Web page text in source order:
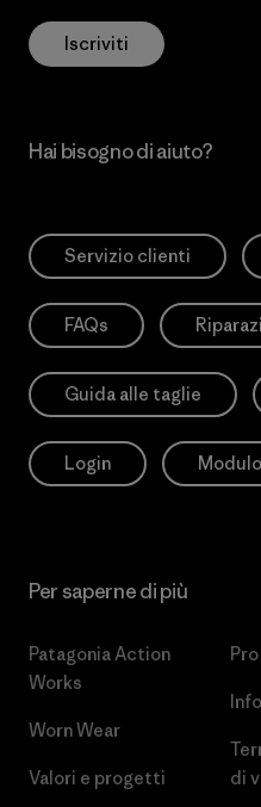
Iscriviti
Hai bisogno di aiuto?
Servizio clienti
FAQs
Guida alle taglie
Login
Per saperne di più
Patagonia Action
Works
Worn Wear
Valori e progetti
di